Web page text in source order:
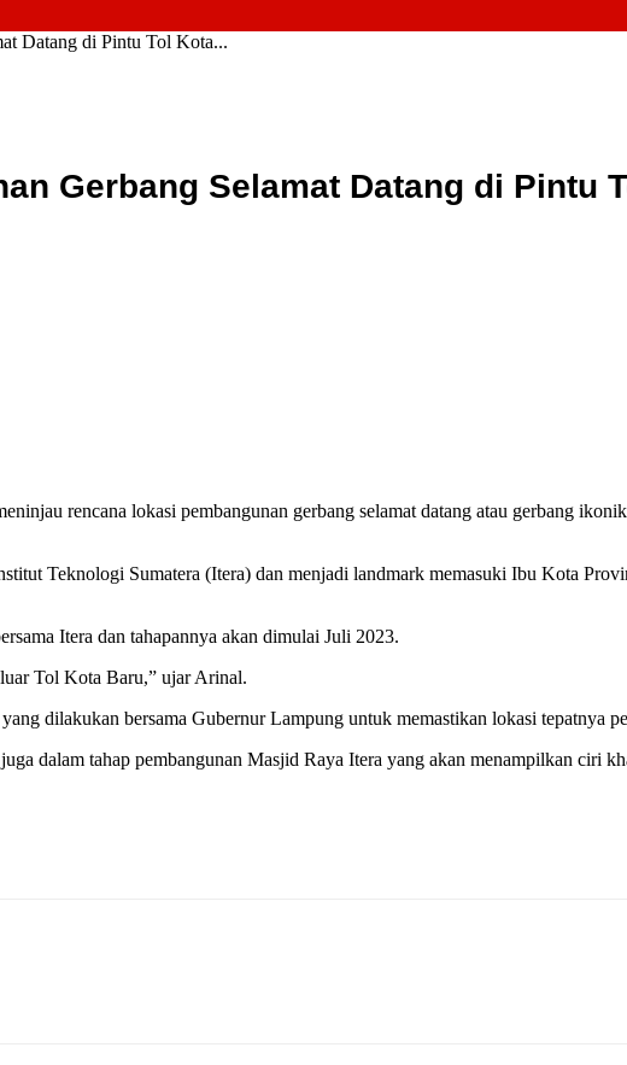
Datang di Pintu Tol Kota...
Gerbang Selamat Datang di Pintu
rencana lokasi pembangunan gerbang selamat datang atau gerbang
Teknologi Sumatera (Itera) dan menjadi landmark memasuki Ibu Kota
Itera dan tahapannya akan dimulai Juli 2023.
Tol Kota Baru,” ujar Arinal.
dilakukan bersama Gubernur Lampung untuk memastikan lokasi tepatnya
dalam tahap pembangunan Masjid Raya Itera yang akan menampilkan ciri